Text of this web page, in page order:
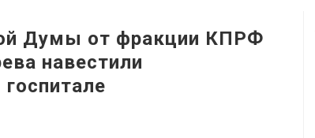
Думы от фракции КПРФ
навестили